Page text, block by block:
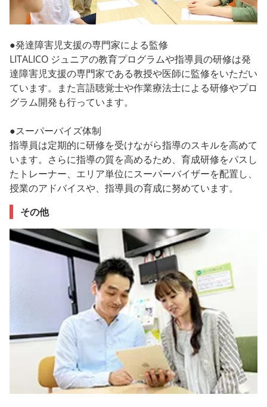
●発達障害児支援の専門家による監修
LITALICO ジュニアの教育プログラムや指導員の研修は発
達障害児支援の専門家である教授や医師に監修をいただい
ています。また言語聴覚士や作業療法士による研修やプロ
グラム開発も行っています。
●スーパーバイズ体制
指導員は定期的に研修を受けながら指導のスキルを高めて
います。さらに指導の質を高めるため、育成研修をパスし
たトレーナー、エリア単位にスーパーバイザーを配置し、
授業のアドバイスや、指導員の育成に努めています。
その他